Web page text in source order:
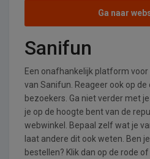
Ga naar
Sanifun
Een onafhankelijk platform
van Sanifun. Reageer ook op
bezoekers. Ga niet verder met
je op de hoogte bent van de
webwinkel. Bepaal zelf wat je
laat andere dit ook weten. Ben
bestellen? Klik dan op de rode